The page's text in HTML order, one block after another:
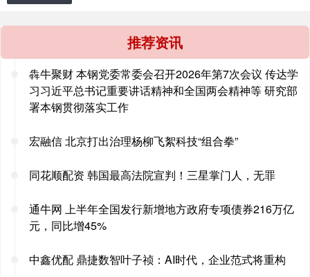
推荐资讯
犇牛聚财 本钢党委常委会召开2026年第7次会议 传达学
习习近平总书记重要讲话精神和全国两会精神等 研究部
署本钢贯彻落实工作
宏融信 北京打出治理杨柳飞絮科技“组合拳”
同花顺配资 韩国最高法院宣判！三星掌门人，无罪
通牛网 上半年全国发行新增地方政府专项债券216万亿
元，同比增45%
中鑫优配 鼎捷数智叶子祯：AI时代，企业范式将重构